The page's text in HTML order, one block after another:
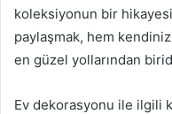
koleksiyonun bir
paylaşmak, hem
en güzel yollarından
Ev dekorasyonu ile ilgili